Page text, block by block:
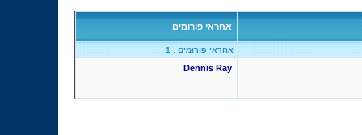
אחראי פורומים
אחראי פורומים : 1
Dennis Ray